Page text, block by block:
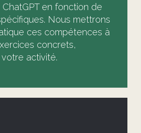
en fonction de
Nous mettrons
ces compétences à
concrets,
activité.